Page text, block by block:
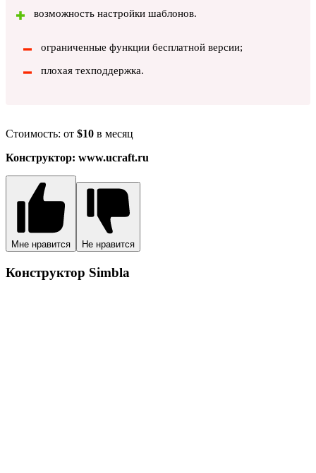
возможность настройки шаблонов.
ограниченные функции бесплатной версии;
плохая техподдержка.
Стоимость: от $10 в месяц
Конструктор: www.ucraft.ru
Мне нравится Не нравится
Конструктор Simbla